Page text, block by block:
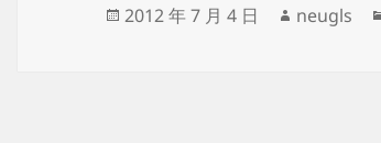
发
2012 年 7 月 4 日
作
neugls